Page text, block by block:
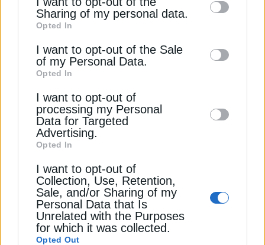
information by third parties on the IAB’s list
of downstream participants. This
information may also be disclosed by us to
third parties on theIAB’s List of
Downstream Participants
disclose it to other third parties.
Sharing of my personal data.
Opted In
I want to opt-out of the Sale
of my Personal Data.
Opted In
I want to opt-out of
processing my Personal
Data for Targeted
Advertising.
Opted In
I want to opt-out of
Collection, Use, Retention,
Sale, and/or Sharing of my
Personal Data that Is
Unrelated with the Purposes
for which it was collected.
Opted Out
Ενέργειας των ΗΠΑ (EIA) αναμένεται να έχουν
μειωθεί κατά περίπου 3,4 εκατομμύρια βαρέλια
δημοσκόπηση του Reuters. Τα εβδομαδιαία
στοιχεία της EIA αναμένονται αργότερα μέσα στην
Διαβάστε ακόμη
Αμερικανούς να…αυτοσχεδιάσουν
Πτώση 2% για το πετρέλαιο καθώς ο Τραμπ
παγώνει τα σχέδια επίθεσης στο Ιράν